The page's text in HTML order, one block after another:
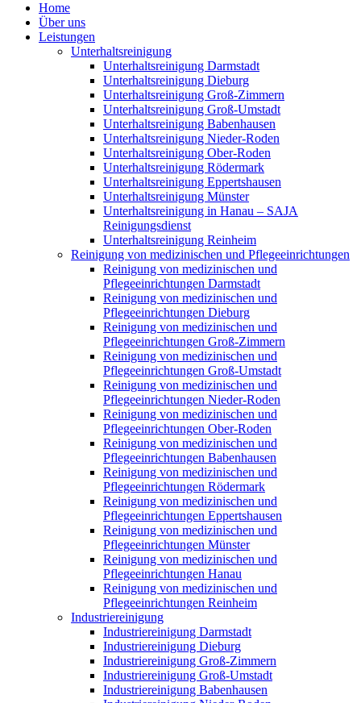
Home
Über uns
Leistungen
Unterhaltsreinigung
Unterhaltsreinigung Darmstadt
Unterhaltsreinigung Dieburg
Unterhaltsreinigung Groß-Zimmern
Unterhaltsreinigung Groß-Umstadt
Unterhaltsreinigung Babenhausen
Unterhaltsreinigung Nieder-Roden
Unterhaltsreinigung Ober-Roden
Unterhaltsreinigung Rödermark
Unterhaltsreinigung Eppertshausen
Unterhaltsreinigung Münster
Unterhaltsreinigung in Hanau – SAJA
Reinigungsdienst
Unterhaltsreinigung Reinheim
Reinigung von medizinischen und Pflegeeinrichtungen
Reinigung von medizinischen und
Pflegeeinrichtungen Darmstadt
Reinigung von medizinischen und
Pflegeeinrichtungen Dieburg
Reinigung von medizinischen und
Pflegeeinrichtungen Groß-Zimmern
Reinigung von medizinischen und
Pflegeeinrichtungen Groß-Umstadt
Reinigung von medizinischen und
Pflegeeinrichtungen Nieder-Roden
Reinigung von medizinischen und
Pflegeeinrichtungen Ober-Roden
Reinigung von medizinischen und
Pflegeeinrichtungen Babenhausen
Reinigung von medizinischen und
Pflegeeinrichtungen Rödermark
Reinigung von medizinischen und
Pflegeeinrichtungen Eppertshausen
Reinigung von medizinischen und
Pflegeeinrichtungen Münster
Reinigung von medizinischen und
Pflegeeinrichtungen Hanau
Reinigung von medizinischen und
Pflegeeinrichtungen Reinheim
Industriereinigung
Industriereinigung Darmstadt
Industriereinigung Dieburg
Industriereinigung Groß-Zimmern
Industriereinigung Groß-Umstadt
Industriereinigung Babenhausen